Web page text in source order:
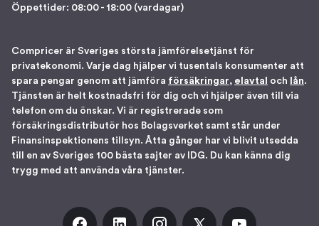
Öppettider: 08:00 - 18:00 (vardagar)
Compricer är Sveriges största jämförelsetjänst för
privatekonomi. Varje dag hjälper vi tusentals konsumenter att
spara pengar genom att jämföra försäkringar, elavtal och lån.
Tjänsten är helt kostnadsfri för dig och vi hjälper även till via
telefon om du önskar. Vi är registrerade som
försäkringsdistributör hos Bolagsverket samt står under
Finansinspektionens tillsyn. Åtta gånger har vi blivit utsedda
till en av Sveriges 100 bästa sajter av IDG. Du kan känna dig
trygg med att använda våra tjänster.